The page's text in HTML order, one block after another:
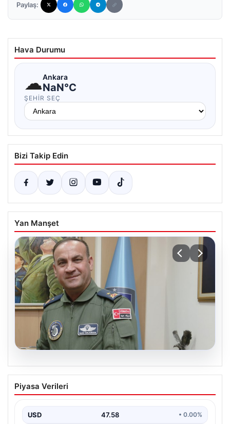
Paylaş:
Hava Durumu
☁Ankara
NaN°C
ŞEHIR SEÇ
Bizi Takip Edin
Yan Manşet
Rafet Dalkıran kimdir? Yeni Hava
Kuvvetleri Komutanı Rafet Dalkıran’ın
Piyasa Verileri
USD 47.58 • 0.00%